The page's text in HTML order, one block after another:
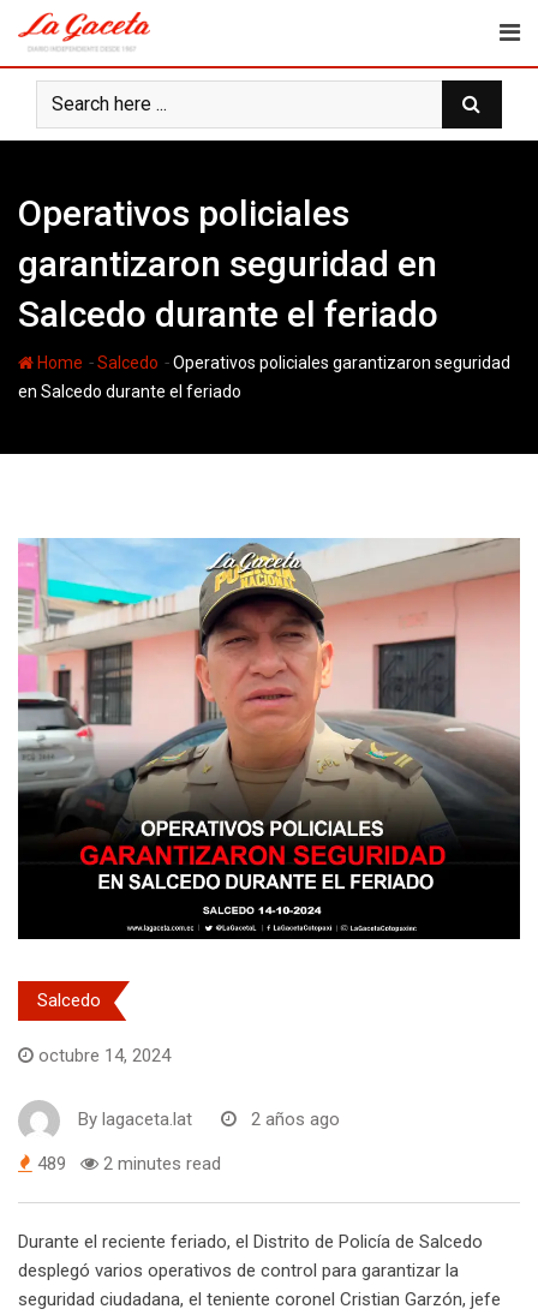
content
Operativos policiales
garantizaron seguridad en
Salcedo durante el feriado
Home -Salcedo -Operativos policiales garantizaron seguridad
en Salcedo durante el feriado
Salcedo
octubre 14, 2024
By lagaceta.lat 2 años ago
489 2 minutes read
Durante el reciente feriado, el Distrito de Policía de Salcedo
desplegó varios operativos de control para garantizar la
seguridad ciudadana, el teniente coronel Cristian Garzón, jefe